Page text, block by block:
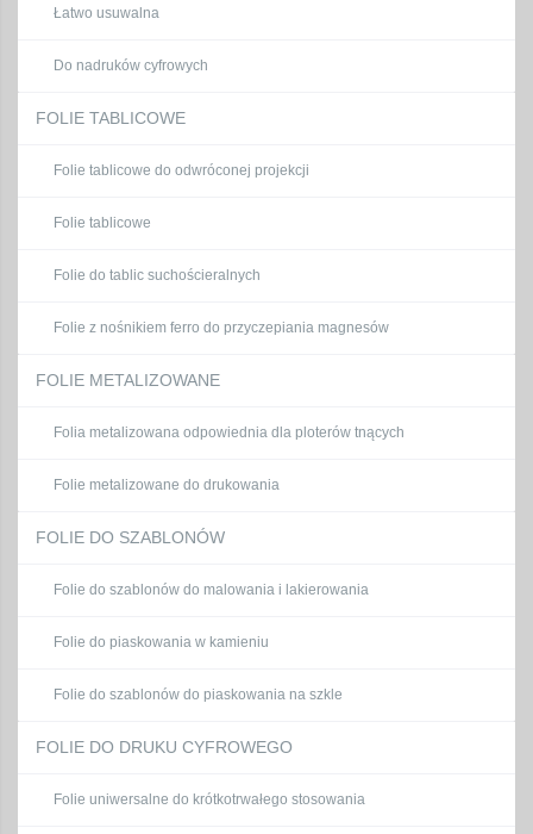
Łatwo usuwalna
Do nadruków cyfrowych
FOLIE TABLICOWE
Folie tablicowe do odwróconej projekcji
Folie tablicowe
Folie do tablic suchościeralnych
Folie z nośnikiem ferro do przyczepiania magnesów
FOLIE METALIZOWANE
Folia metalizowana odpowiednia dla ploterów tnących
Folie metalizowane do drukowania
FOLIE DO SZABLONÓW
Folie do szablonów do malowania i lakierowania
Folie do piaskowania w kamieniu
Folie do szablonów do piaskowania na szkle
FOLIE DO DRUKU CYFROWEGO
Folie uniwersalne do krótkotrwałego stosowania